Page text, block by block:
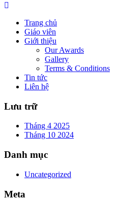
Trang chủ
Giáo viên
Giới thiệu
Our Awards
Gallery
Terms & Conditions
Tin tức
Liên hệ
Lưu trữ
Tháng 4 2025
Tháng 10 2024
Danh mục
Uncategorized
Meta